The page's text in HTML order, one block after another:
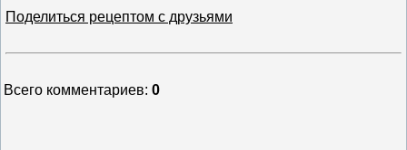
Поделиться рецептом с друзьями
Всего комментариев: 0